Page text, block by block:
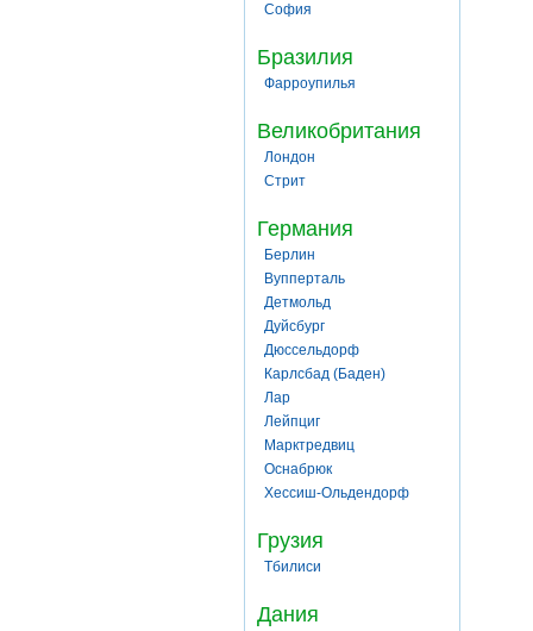
София
Бразилия
Фарроупилья
Великобритания
Лондон
Стрит
Германия
Берлин
Вупперталь
Детмольд
Дуйсбург
Дюссельдорф
Карлсбад (Баден)
Лар
Лейпциг
Марктредвиц
Оснабрюк
Хессиш-Ольдендорф
Грузия
Тбилиси
Дания